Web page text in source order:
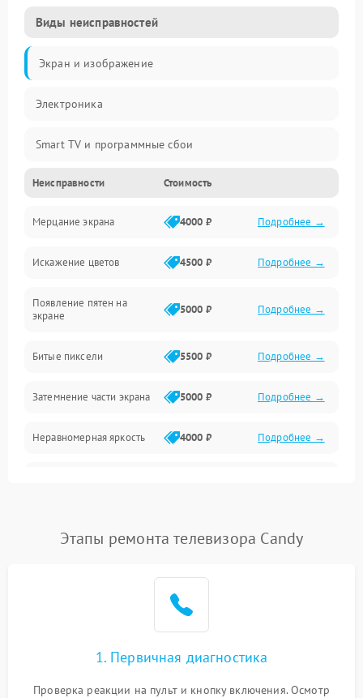
Виды неисправностей
Экран и изображение
Электроника
Smart TV и программные сбои
Питание и запуск
Подсветка и LED-модули
Звук и аудиосистема
Сигнал и приём каналов
Механические повреждения
Программное обеспечение
Сеть и подключения
Неисправности Стоимость
Мерцание экрана 4000 ₽ Подробнее →
Искажение цветов 4500 ₽ Подробнее →
Появление пятен на
экране
5000 ₽ Подробнее →
Битые пиксели 5500 ₽ Подробнее →
Затемнение части экрана 5000 ₽ Подробнее →
Неравномерная яркость 4000 ₽ Подробнее →
Этапы ремонта телевизора Candy
1. Первичная диагностика
Проверка реакции на пульт и кнопку включения. Осмотр